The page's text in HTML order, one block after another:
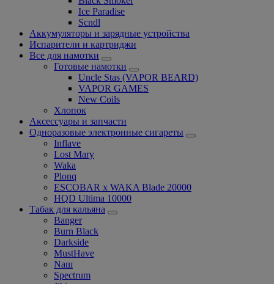
Ice Paradise
Scndl
Аккумуляторы и зарядные устройства
Испарители и картриджи
Все для намотки
Готовые намотки
Uncle Stas (VAPOR BEARD)
VAPOR GAMES
New Coils
Хлопок
Аксессуары и запчасти
Одноразовые электронные сигареты
Inflave
Lost Mary
Waka
Plonq
ESCOBAR x WAKA Blade 20000
HQD Ultima 10000
Табак для кальяна
Banger
Burn Black
Darkside
MustHave
Nаш
Spectrum